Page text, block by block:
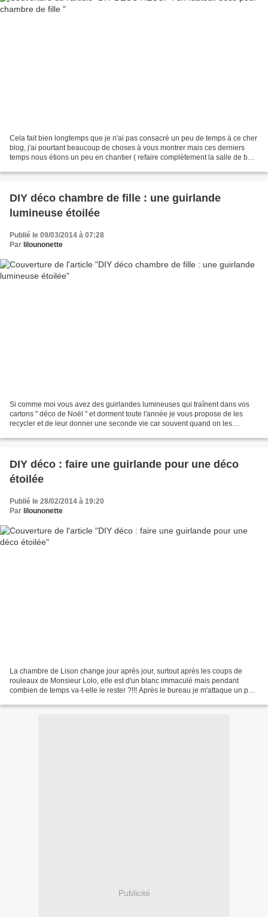
Cela fait bien longtemps que je n'ai pas consacré un peu de temps à ce cher
blog, j'ai pourtant beaucoup de choses à vous montrer mais ces derniers
temps nous étions un peu en chantier ( refaire complètement la salle de bain
DIY déco chambre de fille : une guirlande
lumineuse étoilée
Publié le 09/03/2014 à 07:28
Par lilounonette
Si comme moi vous avez des guirlandes lumineuses qui traînent dans vos
cartons " déco de Noël " et dorment toute l'année je vous propose de les
recycler et de leur donner une seconde vie car souvent quand on les
DIY déco : faire une guirlande pour une déco
étoilée
Publié le 28/02/2014 à 19:20
Par lilounonette
La chambre de Lison change jour après jour, surtout après les coups de
rouleaux de Monsieur Lolo, elle est d'un blanc immaculé mais pendant
combien de temps va-t-elle le rester ?!!! Après le bureau je m'attaque un peu
Publicité